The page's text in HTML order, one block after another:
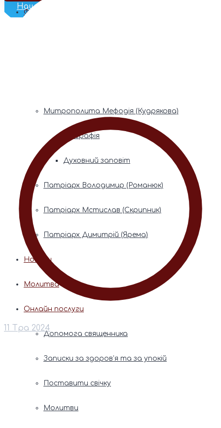
Наш Телеграм
Фонди пам’яті
Митрополита Мефодія (Кудрякова)
Біографія
Духовний заповіт
Патріарх Володимир (Романюк)
Патріарх Мстислав (Скрипник)
Патріарх Димитрій (Ярема)
Новини
Молитва
Онлайн послуги
Допомога священника
Записки за здоров’я та за упокій
Поставити свічку
Молитви
11 Тра 2024